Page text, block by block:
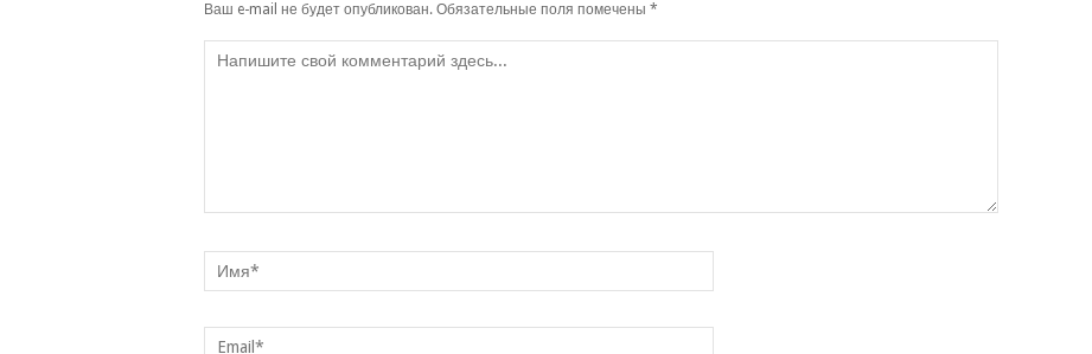
Ваш e-mail не будет опубликован. Обязательные поля помечены *